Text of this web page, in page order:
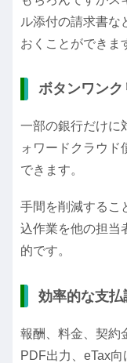
ル添付の請求書な
おくことができま
ボタンワン
一部の銀行だけに
ォワードクラウド
できます。
手間を削減するこ
込作業を他の担当
的です。
効率的な支払
報酬、料金、契約
PDF出力、eTax向